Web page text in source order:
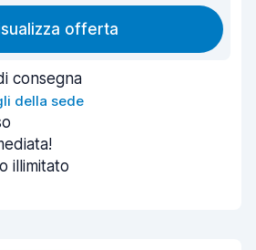
offerta
consegna
della sede
illimitato